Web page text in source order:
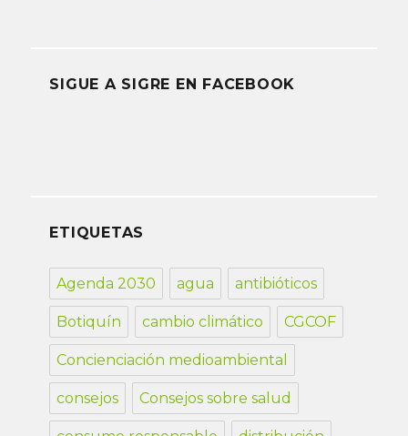
SIGUE A SIGRE EN FACEBOOK
ETIQUETAS
Agenda 2030 agua antibióticos
Botiquín cambio climático CGCOF
Concienciación medioambiental
consejos Consejos sobre salud